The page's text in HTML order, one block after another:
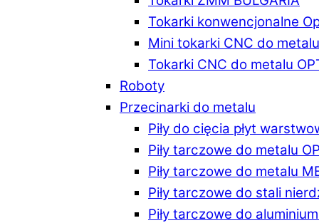
Tokarki konwencjonalne
Mini tokarki CNC do metalu
Tokarki CNC do metalu
Roboty
Przecinarki do metalu
Piły do cięcia płyt
Piły tarczowe do metalu
Piły tarczowe do metalu
Piły tarczowe do stali
Piły tarczowe do